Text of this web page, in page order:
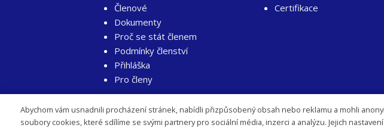
Členové
Dokumenty
Proč se stát členem
Podmínky členství
Přihláška
Pro členy
Certifikace
©2020 Asociace českého tradičního obchodu, z.s.
Abychom vám usnadnili procházení stránek, nabídli přizpůsobený obsah nebo reklamu a mohli
soubory cookies, které sdílíme se svými partnery pro sociální média, inzerci a analýzu. Jejich